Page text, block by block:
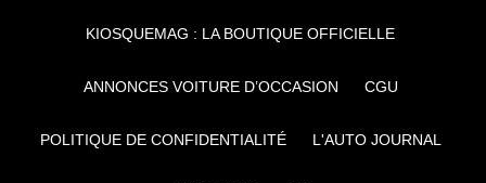
KIOSQUEMAG : LA BOUTIQUE OFFICIELLE
ANNONCES VOITURE D’OCCASION CGU
POLITIQUE DE CONFIDENTIALITÉ L'AUTO JOURNAL